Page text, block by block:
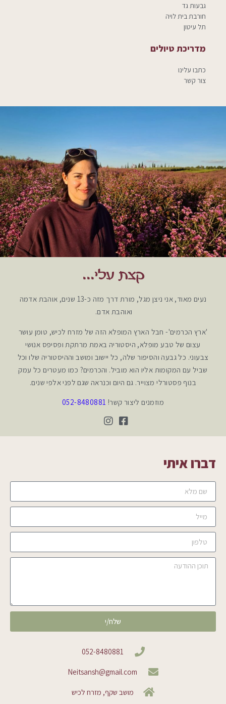
גבעות גד
חורבת בית לויה
תל עיטון
מדריכת טיולים
כתבו עלינו
צור קשר
קצת עלי...
נעים מאוד, אני ניצן מגל, מורת דרך מזה כ-13 שנים, אוהבת אדמה
ואוהבת אדם.
'ארץ הכרמים'- חבל הארץ המופלא הזה של מזרח לכיש, טומן עושר
עצום של טבע מופלא, היסטוריה באמת מרתקת ופסיפס אנושי
צבעוני. כל גבעה והסיפור שלה, כל יישוב ומושב וההיסטוריה שלו וכל
שביל עם המקומות אליו הוא מוביל. והכרמים? כמו מעטרים כל עמק
בנוף פסטורלי מצוייר. גם היום וכנראה שגם לפני אלפי שנים.
מוזמנים ליצור קשר! 052-8480881
דברו איתי
שלח/י
052-8480881
Neitsansh@gmail.com
מושב שקף, מזרח לכיש